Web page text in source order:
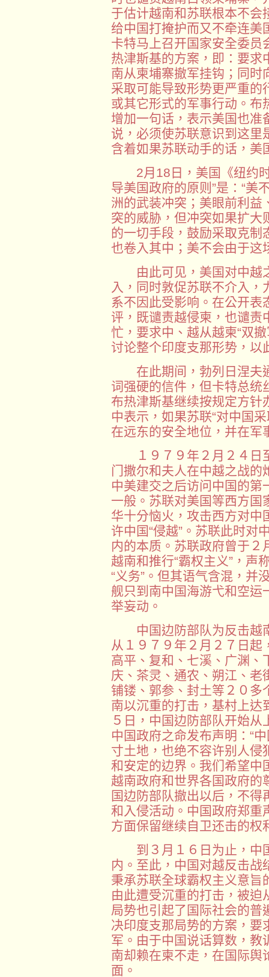
于估计越南和苏联根本不会
给中国打掩护而又不牵连美
卡特马上召开国家安全委员
热津斯基的方案，即：要求
南从柬埔寨撤军挂钩；同时
采取可能导致形势更严重的
或其它形式的军事行动。布
增加一句话，表示美国也准
说，必须使苏联意识到这里
含着如果苏联动手的话，美
2月18日，美国《纽约时
导美国政府的原则”是：“美
洲的武装冲突；美眼前利益
突的威胁，但冲突如果扩大
的一切手段，鼓励采取克制
也卷入其中；美不会由于这
由此可见，美国对中越
入，同时敦促苏联不介入
系不因此受影响。在公开表
评，既谴责越侵柬，也谴责
忙，要求中、越从越柬“双
讨论整个印度支那形势，以
在此期间，勃列日涅夫
词强硬的信件，但卡特总统
布热津斯基继续按规定方针
中表示，如果苏联“对中国
在远东的安全地位，并在军
１９７９年２月２４日
门撒尔和夫人在中越之战的
中美建交之后访问中国的第
一般。苏联对美国等西方国
华十分恼火，攻击西方对中
许中国“侵越”。苏联此时对
内的本质。苏联政府曾于２
越南和推行“霸权主义”，声
“义务”。但其语气含混，
舰只到南中国海游弋和空运
举妄动。
中国边防部队为反击越
从１９７９年２月２７日起
高平、复和、七溪、广渊、
庆、茶灵、通农、朔江、老
铺镂、郭参、封土等２０多
南以沉重的打击，基村上达
５日，中国边防部队开始
中国政府之命发布声明：“
寸土地，也绝不容许别人侵
和安定的边界。我们希望中
越南政府和世界各国政府的
国边防部队撤出以后，不
和入侵活动。中国政府郑重
方面保留继续自卫还击的权
到３月１６日为止，中
内。至此，中国对越反击战
秉承苏联全球霸权主义意旨
由此遭受沉重的打击，被迫
局势也引起了国际社会的普
决印度支那局势的方案，要
军。由于中国说话算数，教
南却赖在柬不走，在国际舆
面。